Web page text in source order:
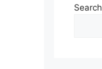
Search